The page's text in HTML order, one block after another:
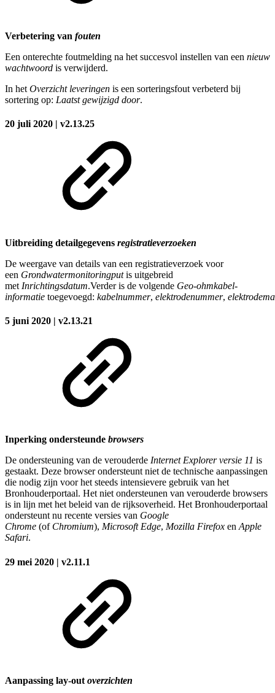
Verbetering van fouten
Een onterechte foutmelding na het succesvol instellen van een nieuw
wachtwoord is verwijderd.
In het Overzicht leveringen is een sorteringsfout verbeterd bij
sortering op: Laatst gewijzigd door.
20 juli 2020 | v2.13.25
Uitbreiding detailgegevens registratieverzoeken
De weergave van details van een registratieverzoek voor
een Grondwatermonitoringputis uitgebreid
met Inrichtingsdatum.Verder is de volgende Geo-ohmkabel-
informatie toegevoegd: kabelnummer, elektrodenummer,
5 juni 2020 | v2.13.21
Inperking ondersteunde browsers
De ondersteuning van de verouderde Internet Explorer versie 11 is
gestaakt. Deze browser ondersteunt niet de technische aanpassingen
die nodig zijn voor het steeds intensievere gebruik van het
Bronhouderportaal. Het niet ondersteunen van verouderde browsers
is in lijn met het beleid van de rijksoverheid. Het Bronhouderportaal
ondersteunt nu recente versies van Google
Chrome (of Chromium), Microsoft Edge, Mozilla Firefox en Apple
Safari.
29 mei 2020 | v2.11.1
Aanpassing lay-out overzichten